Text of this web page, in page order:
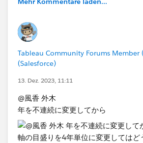
Tableau Community Forums Member
(Salesforce)
13. Dez. 2023, 11:11
@風香 外木​
年を不連続に変更してから